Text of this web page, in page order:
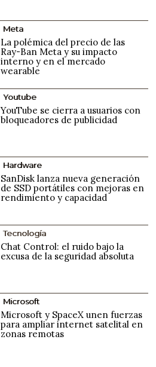
Meta
La polémica del precio de las
Ray-Ban Meta y su impacto
interno y en el mercado
wearable
Youtube
YouTube se cierra a usuarios con
bloqueadores de publicidad
Hardware
SanDisk lanza nueva generación
de SSD portátiles con mejoras en
rendimiento y capacidad
Tecnología
Chat Control: el ruido bajo la
excusa de la seguridad absoluta
Microsoft
Microsoft y SpaceX unen fuerzas
para ampliar internet satelital en
zonas remotas